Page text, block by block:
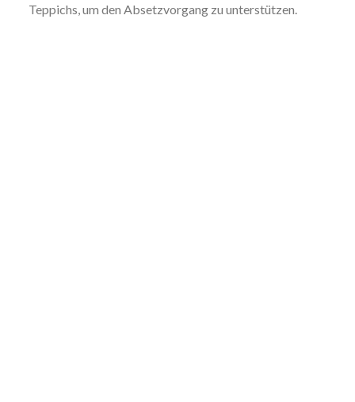
Teppichs, um den Absetzvorgang zu unterstützen.